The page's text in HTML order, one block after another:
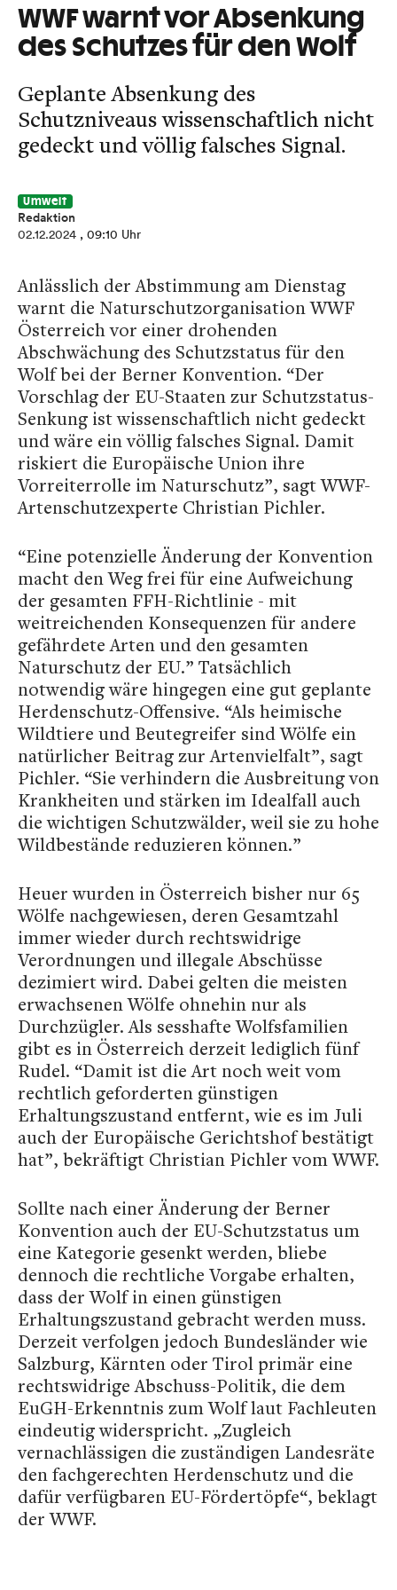
WWF warnt vor Absenkung
des Schutzes für den Wolf
Geplante Absenkung des
Schutzniveaus wissenschaftlich nicht
gedeckt und völlig falsches Signal.
Umwelt
Redaktion
02.12.2024 , 09:10 Uhr
Anlässlich der Abstimmung am Dienstag
warnt die Naturschutzorganisation WWF
Österreich vor einer drohenden
Abschwächung des Schutzstatus für den
Wolf bei der Berner Konvention. “Der
Vorschlag der EU-Staaten zur Schutzstatus-
Senkung ist wissenschaftlich nicht gedeckt
und wäre ein völlig falsches Signal. Damit
riskiert die Europäische Union ihre
Vorreiterrolle im Naturschutz”, sagt WWF-
Artenschutzexperte Christian Pichler.
“Eine potenzielle Änderung der Konvention
macht den Weg frei für eine Aufweichung
der gesamten FFH-Richtlinie - mit
weitreichenden Konsequenzen für andere
gefährdete Arten und den gesamten
Naturschutz der EU.” Tatsächlich
notwendig wäre hingegen eine gut geplante
Herdenschutz-Offensive. “Als heimische
Wildtiere und Beutegreifer sind Wölfe ein
natürlicher Beitrag zur Artenvielfalt”, sagt
Pichler. “Sie verhindern die Ausbreitung von
Krankheiten und stärken im Idealfall auch
die wichtigen Schutzwälder, weil sie zu hohe
Wildbestände reduzieren können.”
Heuer wurden in Österreich bisher nur 65
Wölfe nachgewiesen, deren Gesamtzahl
immer wieder durch rechtswidrige
Verordnungen und illegale Abschüsse
dezimiert wird. Dabei gelten die meisten
erwachsenen Wölfe ohnehin nur als
Durchzügler. Als sesshafte Wolfsfamilien
gibt es in Österreich derzeit lediglich fünf
Rudel. “Damit ist die Art noch weit vom
rechtlich geforderten günstigen
Erhaltungszustand entfernt, wie es im Juli
auch der Europäische Gerichtshof bestätigt
hat”, bekräftigt Christian Pichler vom WWF.
Sollte nach einer Änderung der Berner
Konvention auch der EU-Schutzstatus um
eine Kategorie gesenkt werden, bliebe
dennoch die rechtliche Vorgabe erhalten,
dass der Wolf in einen günstigen
Erhaltungszustand gebracht werden muss.
Derzeit verfolgen jedoch Bundesländer wie
Salzburg, Kärnten oder Tirol primär eine
rechtswidrige Abschuss-Politik, die dem
EuGH-Erkenntnis zum Wolf laut Fachleuten
eindeutig widerspricht. „Zugleich
vernachlässigen die zuständigen Landesräte
den fachgerechten Herdenschutz und die
dafür verfügbaren EU-Fördertöpfe“, beklagt
der WWF.